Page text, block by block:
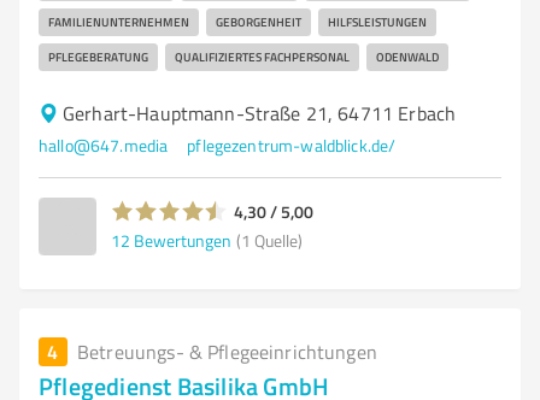
FAMILIENUNTERNEHMEN GEBORGENHEIT HILFSLEISTUNGEN
PFLEGEBERATUNG QUALIFIZIERTES FACHPERSONAL ODENWALD
Gerhart-Hauptmann-Straße 21, 64711 Erbach
hallo@647.media pflegezentrum-waldblick.de/
4,30 / 5,00
12 Bewertungen (1 Quelle)
4 Betreuungs- & Pflegeeinrichtungen
Pflegedienst Basilika GmbH